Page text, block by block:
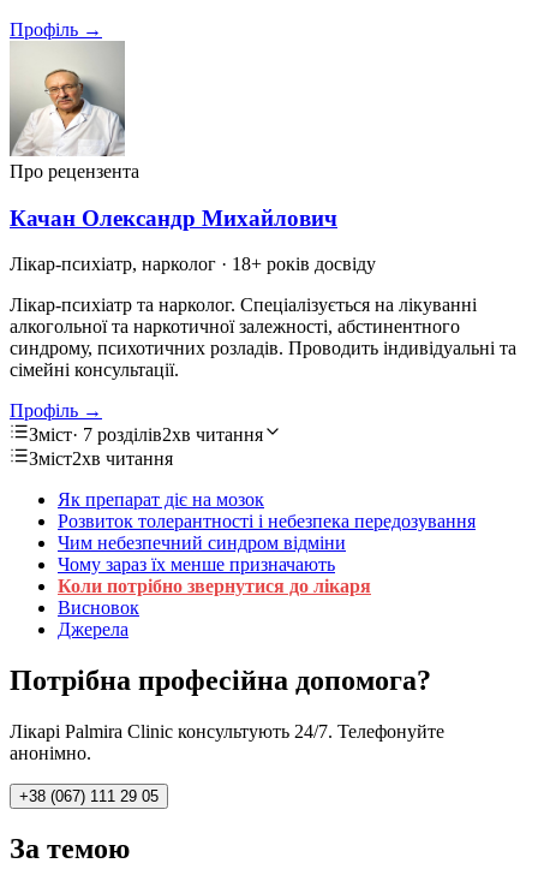
Профіль →
Про рецензента
Качан Олександр Михайлович
Лікар-психіатр, нарколог · 18+ років досвіду
Лікар-психіатр та нарколог. Спеціалізується на лікуванні
алкогольної та наркотичної залежності, абстинентного
синдрому, психотичних розладів. Проводить індивідуальні та
сімейні консультації.
Профіль →
Зміст· 7 розділів2хв читання
Зміст2хв читання
Як препарат діє на мозок
Розвиток толерантності і небезпека передозування
Чим небезпечний синдром відміни
Чому зараз їх менше призначають
Коли потрібно звернутися до лікаря
Висновок
Джерела
Потрібна професійна допомога?
Лікарі Palmira Clinic консультують 24/7. Телефонуйте
анонімно.
+38 (067) 111 29 05
За темою